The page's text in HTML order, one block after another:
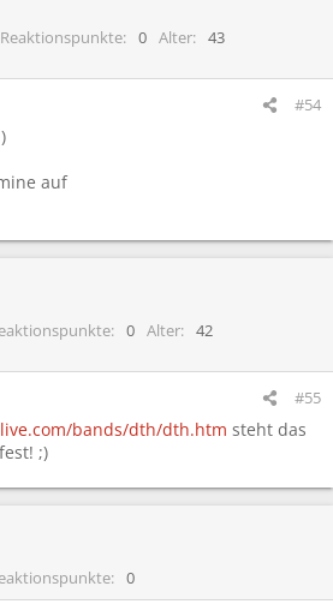
Reaktionspunkte 0 Alter
43
#54
auf
0 Alter
42
#55
bands/dth/dth.htm steht das
;)
0